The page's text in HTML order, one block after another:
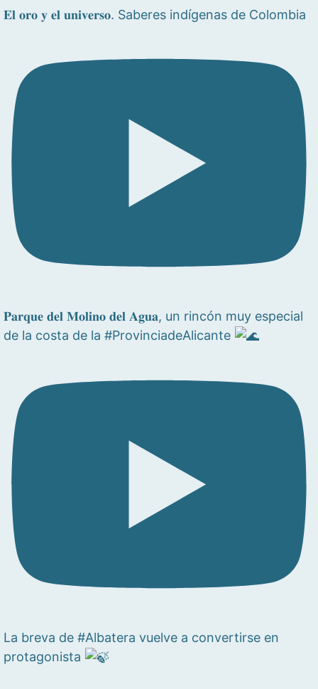
𝐄𝐥 𝐨𝐫𝐨 𝐲 𝐞𝐥 𝐮𝐧𝐢𝐯𝐞𝐫𝐬𝐨. Saberes indígenas de Colombia
𝐏𝐚𝐫𝐪𝐮𝐞 𝐝𝐞𝐥 𝐌𝐨𝐥𝐢𝐧𝐨 𝐝𝐞𝐥 𝐀𝐠𝐮𝐚, un rincón muy especial
de la costa de la #ProvinciadeAlicante
La breva de #Albatera vuelve a convertirse en
protagonista